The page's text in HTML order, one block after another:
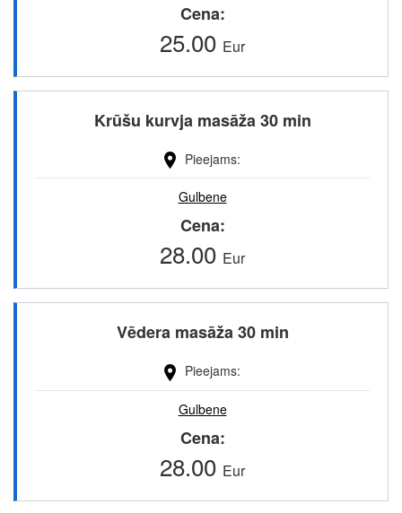
Cena
25.00 Eur
Krūšu kurvja masāža 30 min
Pieejams
Gulbene
Cena
28.00 Eur
Vēdera masāža 30 min
Pieejams
Gulbene
Cena
28.00 Eur